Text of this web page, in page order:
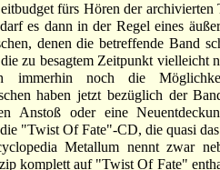
fürs Hören der archivierten
es dann in der Regel eines
denen die betreffende Band
zu besagtem Zeitpunkt vielleicht
immerhin noch die
haben jetzt bezüglich der
Anstoß oder eine
"Twist Of Fate"-CD, die quasi
Metallum nennt zwar
komplett auf "Twist Of Fate"